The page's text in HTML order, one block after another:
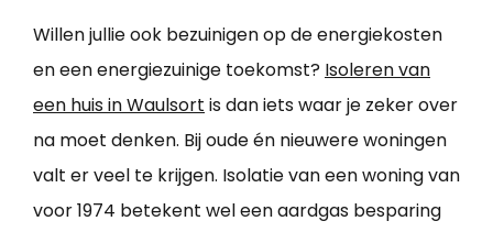
Willen jullie ook bezuinigen op de energiekosten
en een energiezuinige toekomst? Isoleren van
een huis in Waulsort is dan iets waar je zeker over
na moet denken. Bij oude én nieuwere woningen
valt er veel te krijgen. Isolatie van een woning van
voor 1974 betekent wel een aardgas besparing